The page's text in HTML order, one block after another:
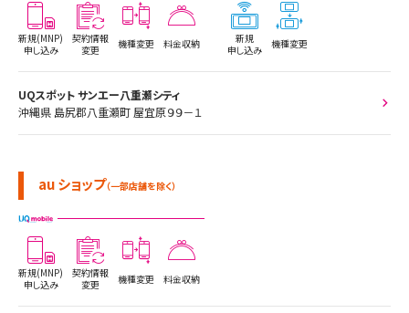
新規(MNP)
申し込み
契約情報
変更
機種変更 料金収納
新規
申し込み
機種変更
UQスポット サンエー八重瀬シティ
沖縄県 島尻郡八重瀬町 屋宜原９９－１
au ショップ（一部店舗を除く）
新規(MNP)
申し込み
契約情報
変更
機種変更 料金収納